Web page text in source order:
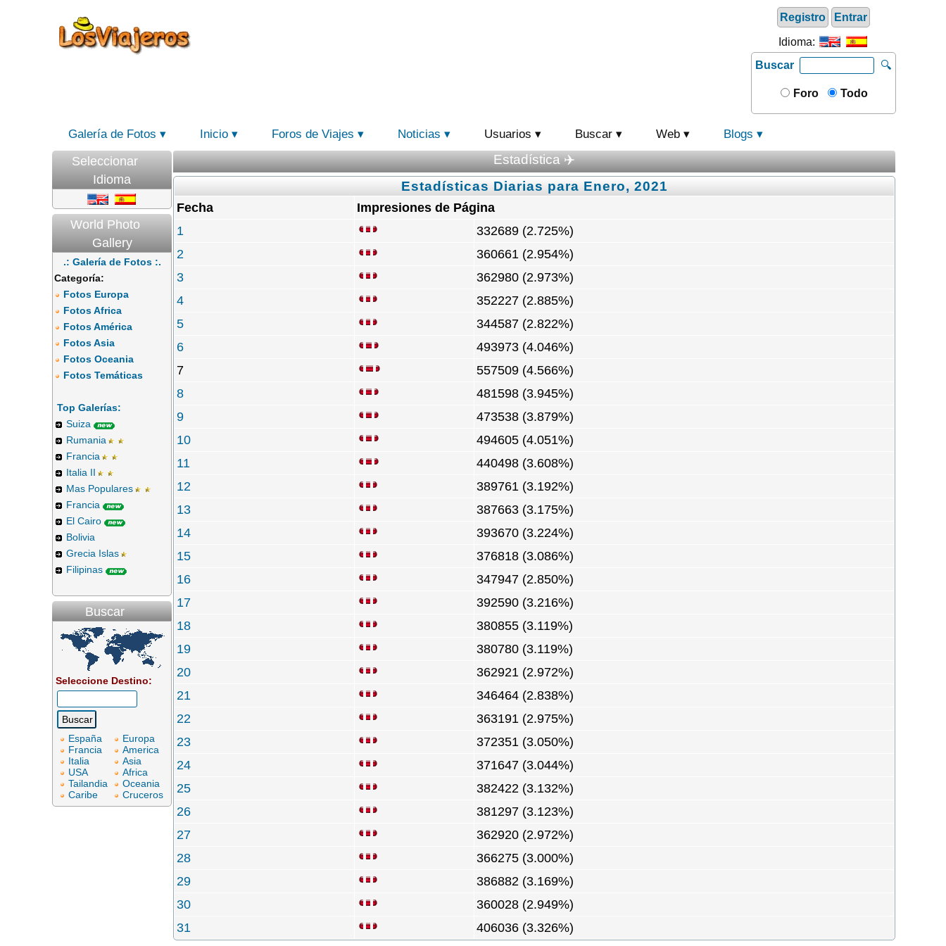
Registro Entrar
Idioma:
Buscar
🔍
Foro Todo
Galería de Fotos Inicio Foros de Viajes Noticias Usuarios Buscar Web Blogs
Seleccionar
Idioma
World Photo
Gallery
.: Galería de Fotos :.
Categoría:
Fotos Europa
Fotos Africa
Fotos América
Fotos Asia
Fotos Oceania
Fotos Temáticas
Top Galerías:
Suiza
Rumania
Francia
Italia II
Mas Populares
Francia
El Cairo
Bolivia
Grecia Islas
Filipinas
Buscar
Seleccione Destino:
España
Francia
Italia
USA
Tailandia
Caribe
Europa
America
Asia
Africa
Oceania
Cruceros
Estadística ✈️
Estadísticas Diarias para Enero, 2021
Fecha
Impresiones de Página
1
332689 (2.725%)
2
360661 (2.954%)
3
362980 (2.973%)
4
352227 (2.885%)
5
344587 (2.822%)
6
493973 (4.046%)
7
557509 (4.566%)
8
481598 (3.945%)
9
473538 (3.879%)
10
494605 (4.051%)
11
440498 (3.608%)
12
389761 (3.192%)
13
387663 (3.175%)
14
393670 (3.224%)
15
376818 (3.086%)
16
347947 (2.850%)
17
392590 (3.216%)
18
380855 (3.119%)
19
380780 (3.119%)
20
362921 (2.972%)
21
346464 (2.838%)
22
363191 (2.975%)
23
372351 (3.050%)
24
371647 (3.044%)
25
382422 (3.132%)
26
381297 (3.123%)
27
362920 (2.972%)
28
366275 (3.000%)
29
386882 (3.169%)
30
360028 (2.949%)
31
406036 (3.326%)